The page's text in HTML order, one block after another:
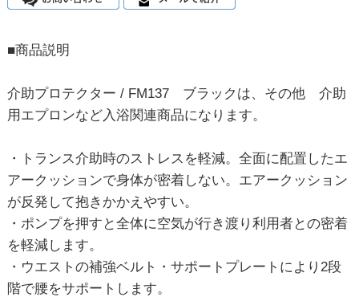
■商品説明
介助プロテクター / FM137 ブラックは、その他 介助
用エプロンなど入浴関連商品になります。
・トランス介助時のストレスを軽減。全面に配置したエ
アークッションで身体が密着しない。エアークッション
が反発して抱きかかえやすい。
・ポンプを押すと全体に空気が行き渡り利用者との密着
を軽減します。
・ウエストの補強ベルト・サポートプレートにより2段
階で腰をサポートします。